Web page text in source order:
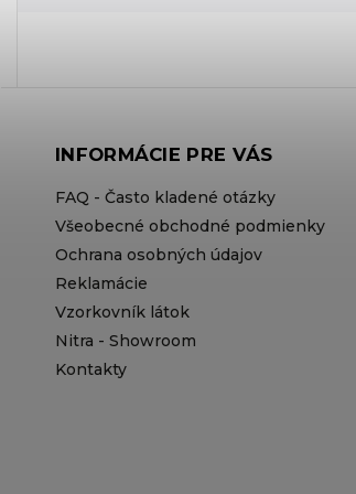
INFORMÁCIE PRE VÁS
FAQ - Často kladené otázky
Všeobecné obchodné podmienky
Ochrana osobných údajov
Reklamácie
Vzorkovník látok
Nitra - Showroom
Kontakty